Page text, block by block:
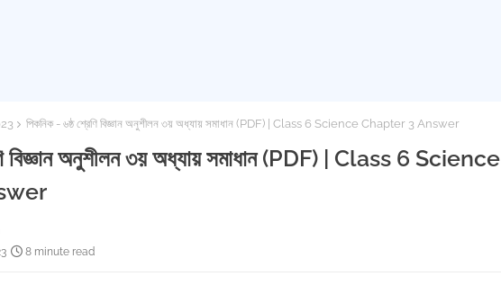
পিকনিক - ৬ষ্ঠ শ্রেণি বিজ্ঞান অনুশীলন ৩য় অধ্যায় সমাধান (PDF) | Class 6 Science Chapter 3 Answer
বিজ্ঞান অনুশীলন ৩য় অধ্যায় সমাধান (PDF) | Class 6 Science
8 minute read